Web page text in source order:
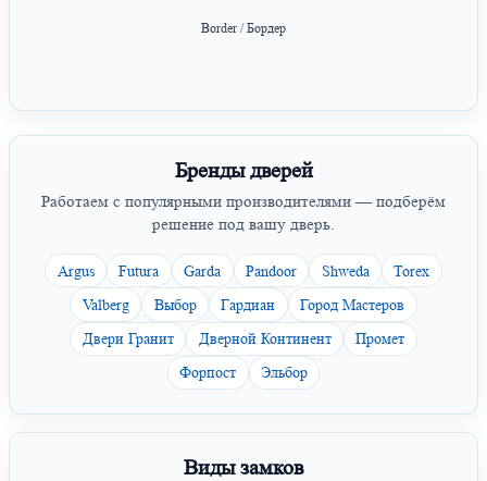
Border / Бордер
Бренды дверей
Работаем с популярными производителями — подберём
решение под вашу дверь.
Argus Futura Garda Pandoor Shweda
Torex
Valberg
Выбор Гардиан
Город Мастеров
Двери Гранит
Дверной Континент
Промет
Форпост
Эльбор
Виды замков